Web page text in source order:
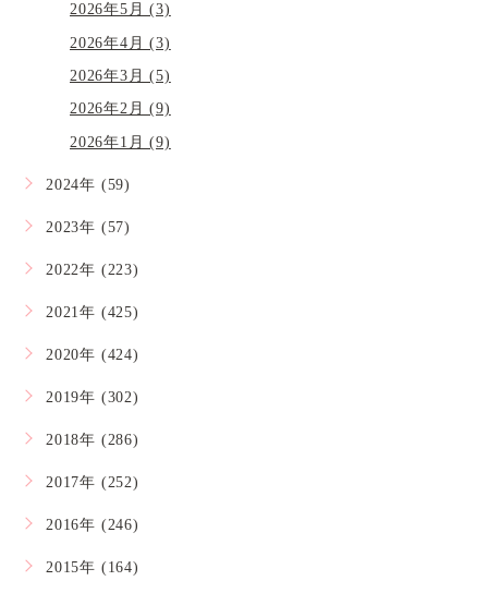
2026年5月 (3)
2026年4月 (3)
2026年3月 (5)
2026年2月 (9)
2026年1月 (9)
2024年 (59)
2023年 (57)
2022年 (223)
2021年 (425)
2020年 (424)
2019年 (302)
2018年 (286)
2017年 (252)
2016年 (246)
2015年 (164)